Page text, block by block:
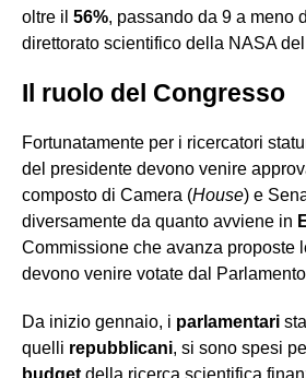
oltre il 56%, passando da 9 a meno
direttorato scientifico della NASA del
Il ruolo del Congresso
Fortunatamente per i ricercatori
del presidente devono venire
composto di Camera (House) e
diversamente da quanto avviene in
Commissione che avanza proposte
devono venire votate dal
Da inizio gennaio, i parlamentari
quelli repubblicani, si sono spesi